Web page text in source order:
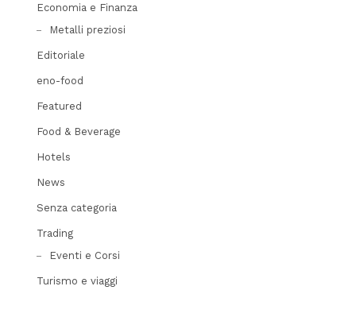
Economia e Finanza
Metalli preziosi
Editoriale
eno-food
Featured
Food & Beverage
Hotels
News
Senza categoria
Trading
Eventi e Corsi
Turismo e viaggi